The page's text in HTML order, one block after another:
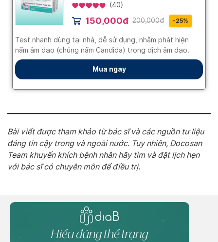
Bài viết được tham khảo từ bác sĩ và các nguồn tư liệu
đáng tin cậy trong và ngoài nước. Tuy nhiên, Docosan
Team khuyến khích bệnh nhân hãy tìm và đặt lịch hẹn
với bác sĩ có chuyên môn để điều trị.